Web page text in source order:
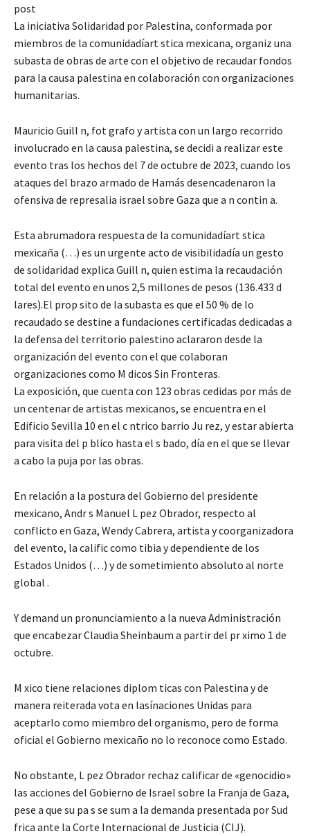
post
La iniciativa Solidaridad por Palestina, conformada por
miembros de la comunidadíart stica mexicana, organiz una
subasta de obras de arte con el objetivo de recaudar fondos
para la causa palestina en colaboración con organizaciones
humanitarias.
Mauricio Guill n, fot grafo y artista con un largo recorrido
involucrado en la causa palestina, se decidi a realizar este
evento tras los hechos del 7 de octubre de 2023, cuando los
ataques del brazo armado de Hamás desencadenaron la
ofensiva de represalia israel sobre Gaza que a n contin a.
Esta abrumadora respuesta de la comunidadíart stica
mexicaña (…) es un urgente acto de visibilidadía un gesto
de solidaridad explica Guill n, quien estima la recaudación
total del evento en unos 2,5 millones de pesos (136.433 d
lares).El prop sito de la subasta es que el 50 % de lo
recaudado se destine a fundaciones certificadas dedicadas a
la defensa del territorio palestino aclararon desde la
organización del evento con el que colaboran
organizaciones como M dicos Sin Fronteras.
La exposición, que cuenta con 123 obras cedidas por más de
un centenar de artistas mexicanos, se encuentra en el
Edificio Sevilla 10 en el c ntrico barrio Ju rez, y estar abierta
para visita del p blico hasta el s bado, día en el que se llevar
a cabo la puja por las obras.
En relación a la postura del Gobierno del presidente
mexicano, Andr s Manuel L pez Obrador, respecto al
conflicto en Gaza, Wendy Cabrera, artista y coorganizadora
del evento, la calific como tibia y dependiente de los
Estados Unidos (…) y de sometimiento absoluto al norte
global .
Y demand un pronunciamiento a la nueva Administración
que encabezar Claudia Sheinbaum a partir del pr ximo 1 de
octubre.
M xico tiene relaciones diplom ticas con Palestina y de
manera reiterada vota en lasínaciones Unidas para
aceptarlo como miembro del organismo, pero de forma
oficial el Gobierno mexicaño no lo reconoce como Estado.
No obstante, L pez Obrador rechaz calificar de «genocidio»
las acciones del Gobierno de Israel sobre la Franja de Gaza,
pese a que su pa s se sum a la demanda presentada por Sud
frica ante la Corte Internacional de Justicia (CIJ).